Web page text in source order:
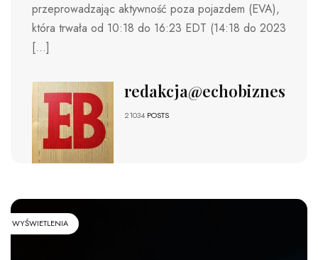
przeprowadzając aktywność poza pojazdem (EVA),
która trwała od 10:18 do 16:23 EDT (14:18 do 2023
[…]
redakcja@echobiznesu.pl
21034 POSTS
WYŚWIETLENIA